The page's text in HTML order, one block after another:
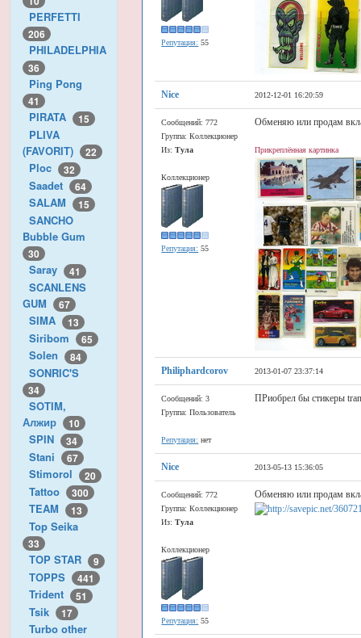
PERFETTI
206
PHILADELPHIA
36
Ping Pong
41
PIRATA 15
PLIVA
(FAVORIT)
22
Ploc 32
Saadet 64
SALAM 15
SANCHO
Bubble Gum
30
Saray 41
SCANLENS
GUM
67
SIMA 13
Siribom 65
Solen 84
SONRIC'S
34
SOTIM,
Алжир
10
SPIN 34
Stani 67
Stimorol 20
Tattoo 300
TEAM 13
Top Seika
33
TOP STAR 9
TOPPS 441
Trident 51
Tsik 17
Turbo other
Репутация: 55
Nice 2012-12-01 16:20:59
Сообщений: 772
Группа: Коллекционер
Из:Тула
Коллекционер
Репутация: 55
Обменяю или продам
Прикреплённая картинка
Philiphardcorov 2013-01-07 23:37:14
Сообщений: 3
Группа: Пользователь
Репутация: нет
ПРиобрел бы стикеры
Nice 2013-05-13 15:36:05
Сообщений: 772
Группа: Коллекционер
Из:Тула
Коллекционер
Репутация: 55
Обменяю или продам